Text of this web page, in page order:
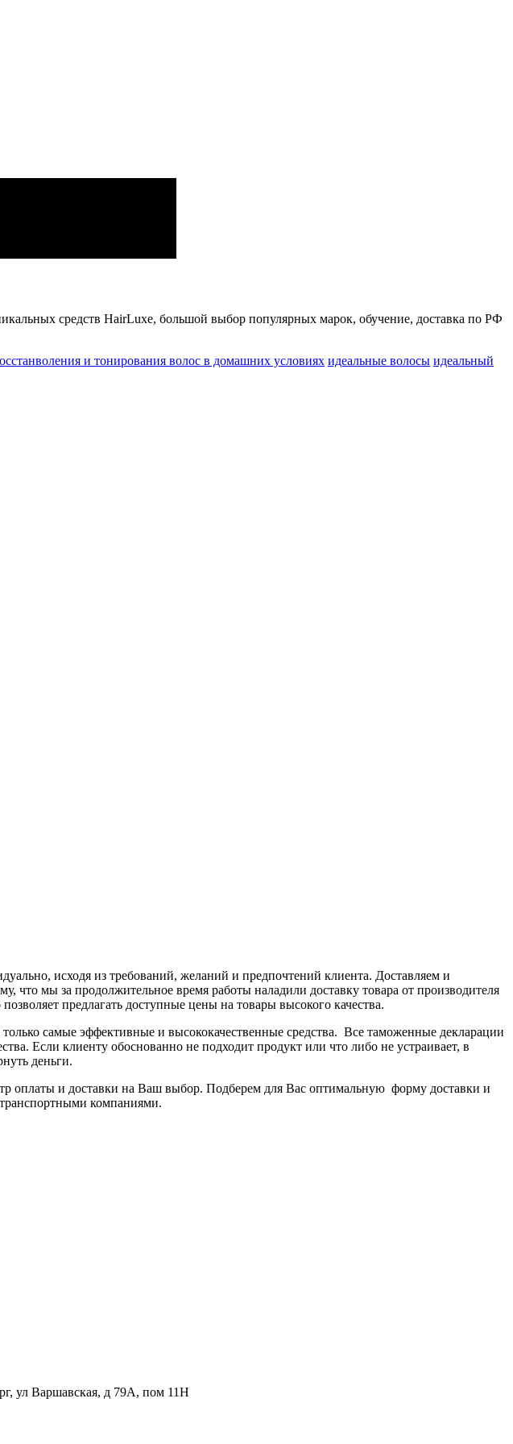
средств HairLuxe, большой выбор популярных марок, обучение, доставка по РФ
и тонирования волос в домашних условиях идеальные волосы идеальный
исходя из требований, желаний и предпочтений клиента. Доставляем и
что мы за продолжительное время работы наладили доставку товара от производителя
предлагать доступные цены на товары высокого качества.
самые эффективные и высококачественные средства. Все таможенные декларации
Если клиенту обоснованно не подходит продукт или что либо не устраивает, в
деньги.
оплаты и доставки на Ваш выбор. Подберем для Вас оптимальную форму доставки и
компаниями.
ул Варшавская, д 79А, пом 11Н